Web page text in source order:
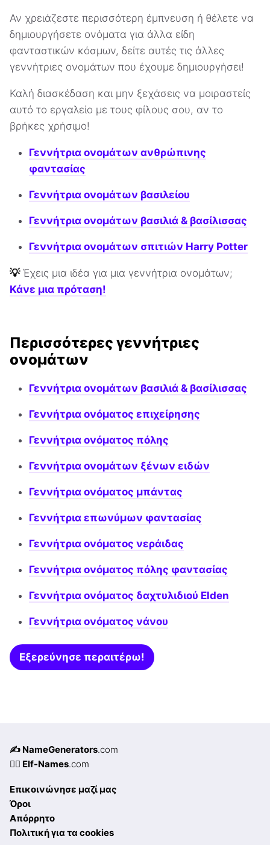
Αν χρειάζεστε περισσότερη έμπνευση ή θέλετε να
δημιουργήσετε ονόματα για άλλα είδη
φανταστικών κόσμων, δείτε αυτές τις άλλες
γεννήτριες ονομάτων που έχουμε δημιουργήσει!
Καλή διασκέδαση και μην ξεχάσεις να μοιραστείς
αυτό το εργαλείο με τους φίλους σου, αν το
βρήκες χρήσιμο!
Γεννήτρια ονομάτων ανθρώπινης
φαντασίας
Γεννήτρια ονομάτων βασιλείου
Γεννήτρια ονομάτων βασιλιά & βασίλισσας
Γεννήτρια ονομάτων σπιτιών Harry Potter
💡 Έχεις μια ιδέα για μια γεννήτρια ονομάτων;
Κάνε μια πρόταση!
Περισσότερες γεννήτριες
ονομάτων
Γεννήτρια ονομάτων βασιλιά & βασίλισσας
Γεννήτρια ονόματος επιχείρησης
Γεννήτρια ονόματος πόλης
Γεννήτρια ονομάτων ξένων ειδών
Γεννήτρια ονόματος μπάντας
Γεννήτρια επωνύμων φαντασίας
Γεννήτρια ονόματος νεράιδας
Γεννήτρια ονόματος πόλης φαντασίας
Γεννήτρια ονόματος δαχτυλιδιού Elden
Γεννήτρια ονόματος νάνου
Εξερεύνησε περαιτέρω!
✍️ NameGenerators.com
🧝‍♀️ Elf-Names.com
Επικοινώνησε μαζί μας
Όροι
Απόρρητο
Πολιτική για τα cookies